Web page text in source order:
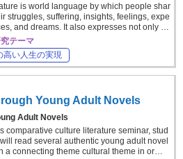
is world language by which people shar
struggles, suffering, insights, feelings, expe
and dreams. It also expresses not only …
テーマ
高い人生の実現
Young Adult Novels
Adult Novels
comparative culture literature seminar, stud
read several authentic young adult novel
a connecting theme cultural theme in or…